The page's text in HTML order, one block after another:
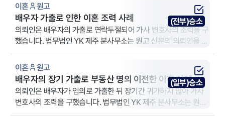
이혼 원고
배우자 가출로 인한 이혼 조력 사례
의뢰인은 배우자의 가출로 연락두절되어 가사 변호사의 조력을 구
했습니다. 법무법인 YK 제주 분사무소는 원고 신분의 의뢰인을 대
리했습니다.
(전부)승소
이혼 원고
배우자의 장기 가출로 부동산 명의 이전한 이혼 사례
의뢰인은 배우자가 임의로 가출한 뒤 장기간 귀가하지 않아 가사
변호사의 조력을 구했습니다. 법무법인 YK 제주 분사무소는 원고
신분의 의뢰인을 대리했습니다.
(일부)승소